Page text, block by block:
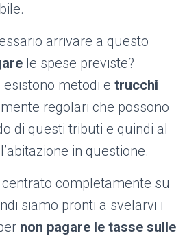
arrivare a questo
le spese previste?
metodi e trucchi
regolari che possono
di questi tributi e quindi al
in questione.
centrato completamente su
siamo pronti a svelarvi i
non pagare le tasse sulle